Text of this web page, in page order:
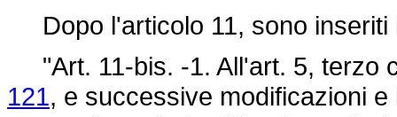
Dopo l'articolo 11, sono inseriti
"Art. 11-bis. -1. All'art. 5, terzo
121, e successive modificazioni